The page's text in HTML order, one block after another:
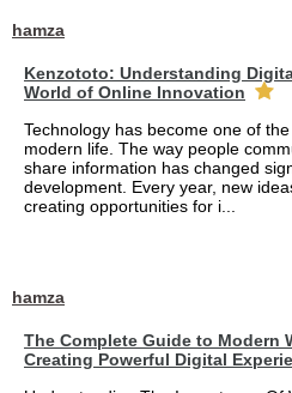
hamza
Kenzototo: Understanding
World of Online Innovation
Technology has become one of
modern life. The way people
share information has changed
development. Every year, new
creating opportunities for i...
hamza
The Complete Guide to Modern
Creating Powerful Digital